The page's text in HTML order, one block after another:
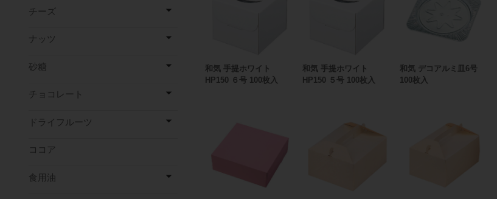
和気 手提ホワイト
HP150 ６号 100枚入
和気 手提ホワイト
HP150 ５号 100枚入
和気 デコアルミ皿6号
100枚入
チーズ
ナッツ
砂糖
チョコレート
ドライフルーツ
ココア
食用油